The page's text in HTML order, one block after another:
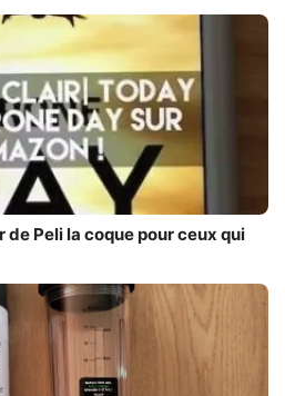
Peli la coque pour ceux qui